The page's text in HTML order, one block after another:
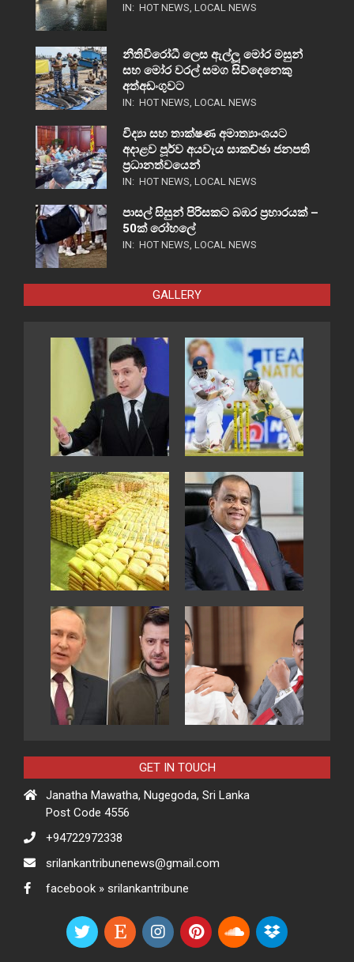
IN: HOT NEWS, LOCAL NEWS
නීතිවිරෝධී ලෙස ඇල්ලූ මෝර මසුන්
සහ මෝර වරල් සමග සිව්දෙනෙකු
අත්අඩංගුවට
IN: HOT NEWS, LOCAL NEWS
විද්‍යා සහ තාක්ෂණ අමාත්‍යාංශයට
අදාළව පූර්ව අයවැය සාකච්ඡා ජනපති
ප්‍රධානත්වයෙන්
IN: HOT NEWS, LOCAL NEWS
පාසල් සිසුන් පිරිසකට බඹර ප්‍රහාරයක් –
50ක් රෝහලේ
IN: HOT NEWS, LOCAL NEWS
GALLERY
GET IN TOUCH
Janatha Mawatha, Nugegoda, Sri Lanka
Post Code 4556
+94722972338
srilankantribunenews@gmail.com
facebook » srilankantribune